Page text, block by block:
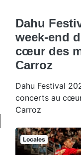
Dahu
week-end
cœur des
Carroz
Dahu Festival
concerts au
Carroz
Locales